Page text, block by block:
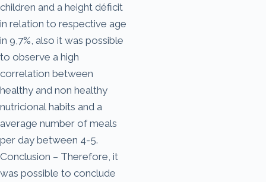
children and a height déficit
in relation to respective age
in 9,7%, also it was possible
to observe a high
correlation between
healthy and non healthy
nutricional habits and a
average number of meals
per day between 4-5.
Conclusion – Therefore, it
was possible to conclude